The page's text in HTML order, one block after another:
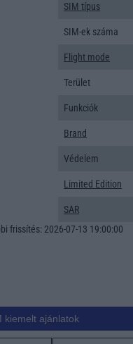
SIM típus
SIM-ek száma
Flight mode
Terület
Funkciók
Brand
Védelem
Limited Edition
SAR
frissítés: 2026-07-13 19:00:00
kiemelt ajánlatok